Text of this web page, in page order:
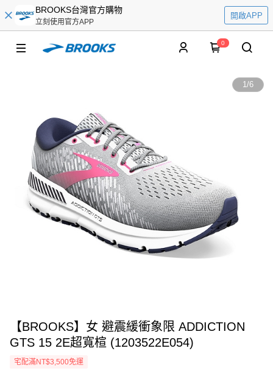
BROOKS台灣官方購物
立刻使用官方APP
開啟APP
0
1/6
【BROOKS】女 避震緩衝象限 ADDICTION
GTS 15 2E超寬楦 (1203522E054)
宅配滿NT$3,500免運